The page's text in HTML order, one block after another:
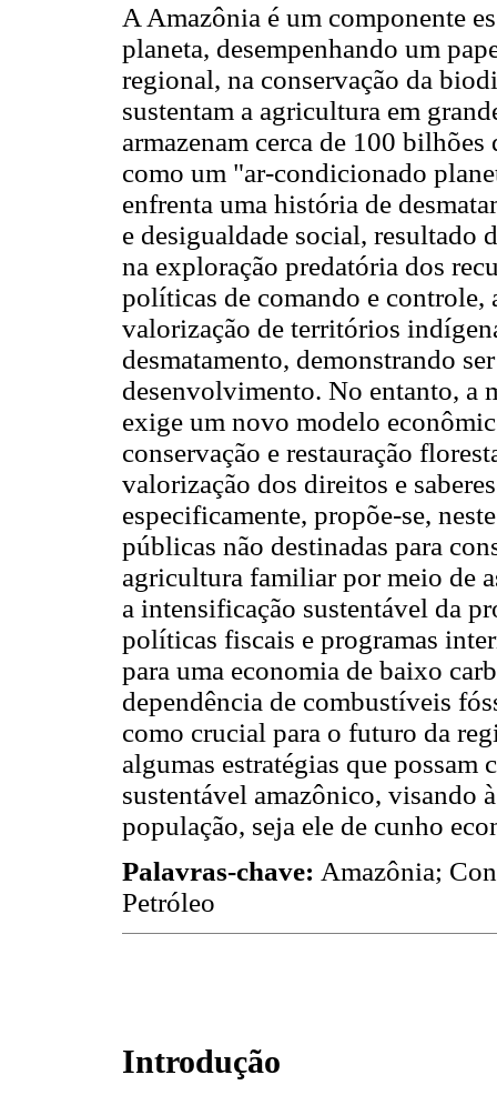
A Amazônia é um componente
planeta, desempenhando um
regional, na conservação da
sustentam a agricultura em
armazenam cerca de 100
como um "ar-condicionado
enfrenta uma história de
e desigualdade social, resultado
na exploração predatória dos
políticas de comando e controle,
valorização de territórios
desmatamento, demonstrando
desenvolvimento. No entanto, a
exige um novo modelo
conservação e restauração
valorização dos direitos e
especificamente, propõe-se,
públicas não destinadas para
agricultura familiar por meio de
a intensificação sustentável da
políticas fiscais e programas
para uma economia de baixo
dependência de combustíveis
como crucial para o futuro da
algumas estratégias que
sustentável amazônico, visando
população, seja ele de cunho
Palavras-chave: Amazônia;
Petróleo
Introdução